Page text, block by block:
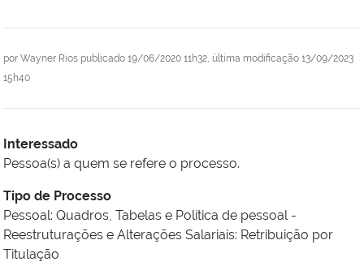
por Wayner Rios publicado 19/06/2020 11h32, última modificação 13/09/2023
15h40
Interessado
Pessoa(s) a quem se refere o processo.
Tipo de Processo
Pessoal: Quadros, Tabelas e Política de pessoal -
Reestruturações e Alterações Salariais: Retribuição por
Titulação